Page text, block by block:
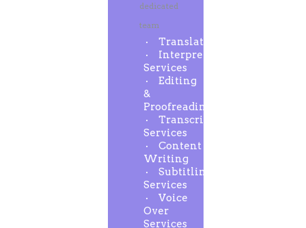
dedicated
team
Translation
Interpreting
Services
Editing
&
Proofreading
Transcription
Services
Content
Writing
Subtitling
Services
Voice
Over
Services